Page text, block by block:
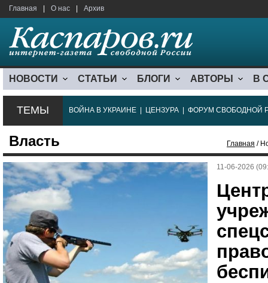
Главная О нас Архив
НОВОСТИ СТАТЬИ БЛОГИ АВТОРЫ В
ТЕМЫ ВОЙНА В УКРАИНЕ ЦЕНЗУРА ФОРУМ СВОБОДНОЙ
Власть Главная /
11-06-2026